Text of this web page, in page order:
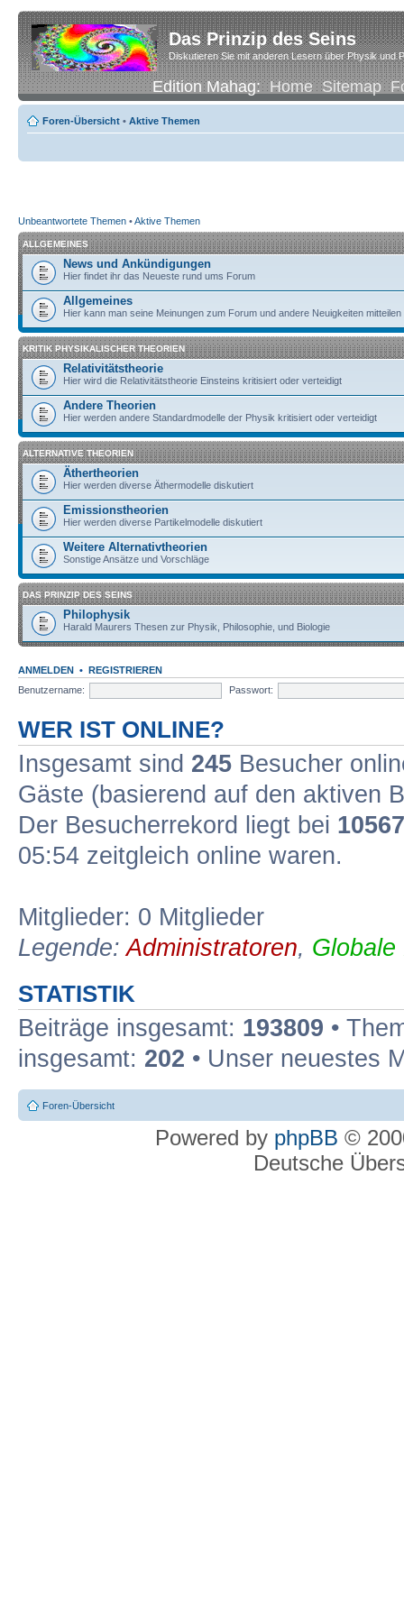
Das Prinzip des Seins
Diskutieren Sie mit anderen Lesern über Physik und
Edition Mahag:Home Sitemap
Foren-Übersicht • Aktive Themen
Unbeantwortete Themen •Aktive Themen
ALLGEMEINES
News und Ankündigungen
Hier findet ihr das Neueste rund ums Forum
Allgemeines
Hier kann man seine Meinungen zum Forum und andere Neuigkeiten mitteilen
KRITIK PHYSIKALISCHER THEORIEN
Relativitätstheorie
Hier wird die Relativitätstheorie Einsteins kritisiert oder verteidigt
Andere Theorien
Hier werden andere Standardmodelle der Physik kritisiert oder verteidigt
ALTERNATIVE THEORIEN
Äthertheorien
Hier werden diverse Äthermodelle diskutiert
Emissionstheorien
Hier werden diverse Partikelmodelle diskutiert
Weitere Alternativtheorien
Sonstige Ansätze und Vorschläge
DAS PRINZIP DES SEINS
Philophysik
Harald Maurers Thesen zur Physik, Philosophie, und Biologie
ANMELDEN • REGISTRIEREN
Benutzername:
Passwort:
WER IST ONLINE?
Insgesamt sind 245 Besucher
Gäste (basierend auf den aktiven
Der Besucherrekord liegt bei 10567
05:54 zeitgleich online waren.
Mitglieder: 0 Mitglieder
Legende:Administratoren, Globale
STATISTIK
Beiträge insgesamt: 193809 •
insgesamt: 202 • Unser neuestes
Foren-Übersicht
Powered by phpBB ©
Deutsche